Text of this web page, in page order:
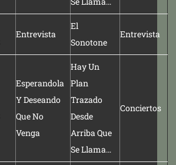
Entrevista
El
Sonotone
Entrevista
Esperandola
Y Deseando
Que No
Venga
Hay Un
Plan
Trazado
Desde
Arriba Que
Se Llama…
Conciertos